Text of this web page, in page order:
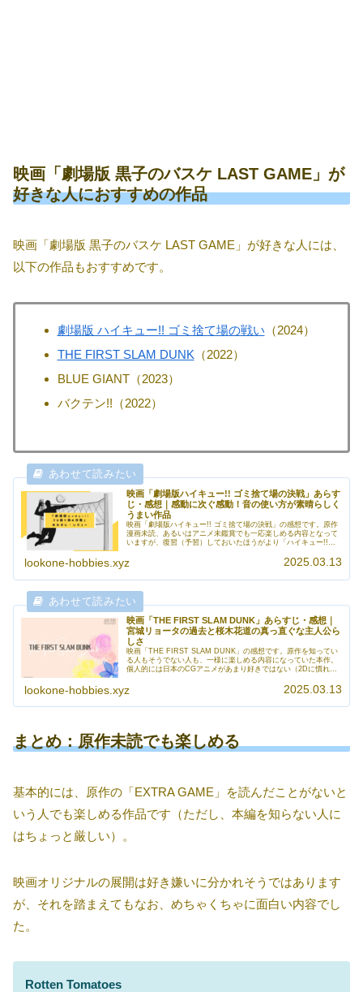
映画「劇場版 黒子のバスケ LAST GAME」が
好きな人におすすめの作品
映画「劇場版 黒子のバスケ LAST GAME」が好きな人には、
以下の作品もおすすめです。
劇場版 ハイキュー!! ゴミ捨て場の戦い （2024）
THE FIRST SLAM DUNK （2022）
BLUE GIANT（2023）
バクテン!!（2022）
映画「劇場版ハイキュー!! ゴミ捨て場の決戦」あらす
じ・感想｜感動に次ぐ感動！音の使い方が素晴らしく
うまい作品
映画「劇場版ハイキュー!! ゴミ捨て場の決戦」の感想です。原作
漫画未読、あるいはアニメ未鑑賞でも一応楽しめる内容となって
いますが、復習（予習）しておいたほうがより「ハイキュー!!」
で、まるで自分もコートに立って一緒に戦っているかのような臨
場感が味わえます。私はこれを劇場で観たんですが、普段映画で
lookone-hobbies.xyz 2025.03.13
映画「THE FIRST SLAM DUNK」あらすじ・感想｜
宮城リョータの過去と桜木花道の真っ直ぐな主人公ら
しさ
映画「THE FIRST SLAM DUNK」の感想です。原作を知ってい
る人もそうでない人も、一様に楽しめる内容になっていた本作。
個人的には日本のCGアニメがあまり好きではない（2Dに慣れ親
っていたのですけれども、観終わったあとには「申し訳ございま
せんでした！！！」と土下座したくなるほどの素晴らしさでし
た。
lookone-hobbies.xyz 2025.03.13
まとめ：原作未読でも楽しめる
基本的には、原作の「EXTRA GAME」を読んだことがないと
いう人でも楽しめる作品です（ただし、本編を知らない人に
はちょっと厳しい）。
映画オリジナルの展開は好き嫌いに分かれそうではあります
が、それを踏まえてもなお、めちゃくちゃに面白い内容でし
た。
Rotten Tomatoes